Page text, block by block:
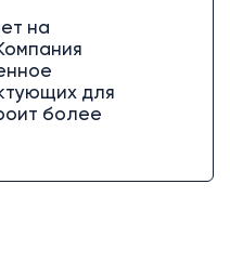
на
для
более